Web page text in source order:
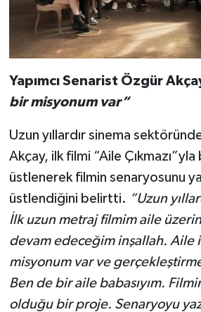
Yapımcı Senarist Özgür
bir misyonum var”
Uzun yıllardır sinema
Akçay, ilk filmi “Aile
üstlenerek filmin senaryosunu
üstlendiğini belirtti. “Uzun
İlk uzun metraj filmim aile
devam edeceğim inşallah. Aile
misyonum var ve
Ben de bir aile babasıyım.
olduğu bir proje. Senaryoyu